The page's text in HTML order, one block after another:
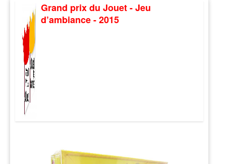
Grand prix du Jouet - Jeu
d’ambiance - 2015